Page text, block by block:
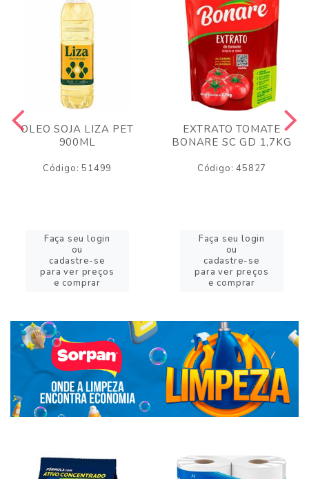
OLEO SOJA LIZA PET
900ML
Código: 51499
Faça seu login
ou
cadastre-se
para ver preços
e comprar
EXTRATO TOMATE
BONARE SC GD 1,7KG
Código: 45827
Faça seu login
ou
cadastre-se
para ver preços
e comprar